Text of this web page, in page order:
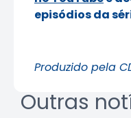
episódios da
Produzido pela
Outras